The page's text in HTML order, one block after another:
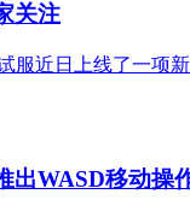
关注
服近日上线了一项
出WASD移动操